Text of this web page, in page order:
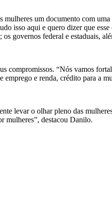
mulheres um documento com
isso aqui e quero dizer que
governos federal e estaduais,
compromissos. “Nós vamos
emprego e renda, crédito para a
levar o olhar pleno das
mulheres”, destacou Danilo.